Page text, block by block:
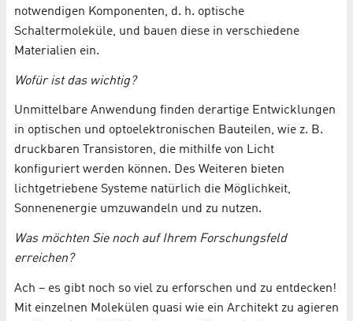
notwendigen Komponenten, d. h. optische
Schaltermoleküle, und bauen diese in verschiedene
Materialien ein.
Wofür ist das wichtig?
Unmittelbare Anwendung finden derartige Entwicklungen
in optischen und optoelektronischen Bauteilen, wie z. B.
druckbaren Transistoren, die mithilfe von Licht
konfiguriert werden können. Des Weiteren bieten
lichtgetriebene Systeme natürlich die Möglichkeit,
Sonnenenergie umzuwandeln und zu nutzen.
Was möchten Sie noch auf Ihrem Forschungsfeld
erreichen?
Ach – es gibt noch so viel zu erforschen und zu entdecken!
Mit einzelnen Molekülen quasi wie ein Architekt zu agieren